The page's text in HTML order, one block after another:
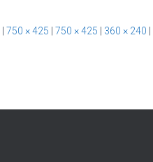
750 × 425 750 × 425 360 × 240